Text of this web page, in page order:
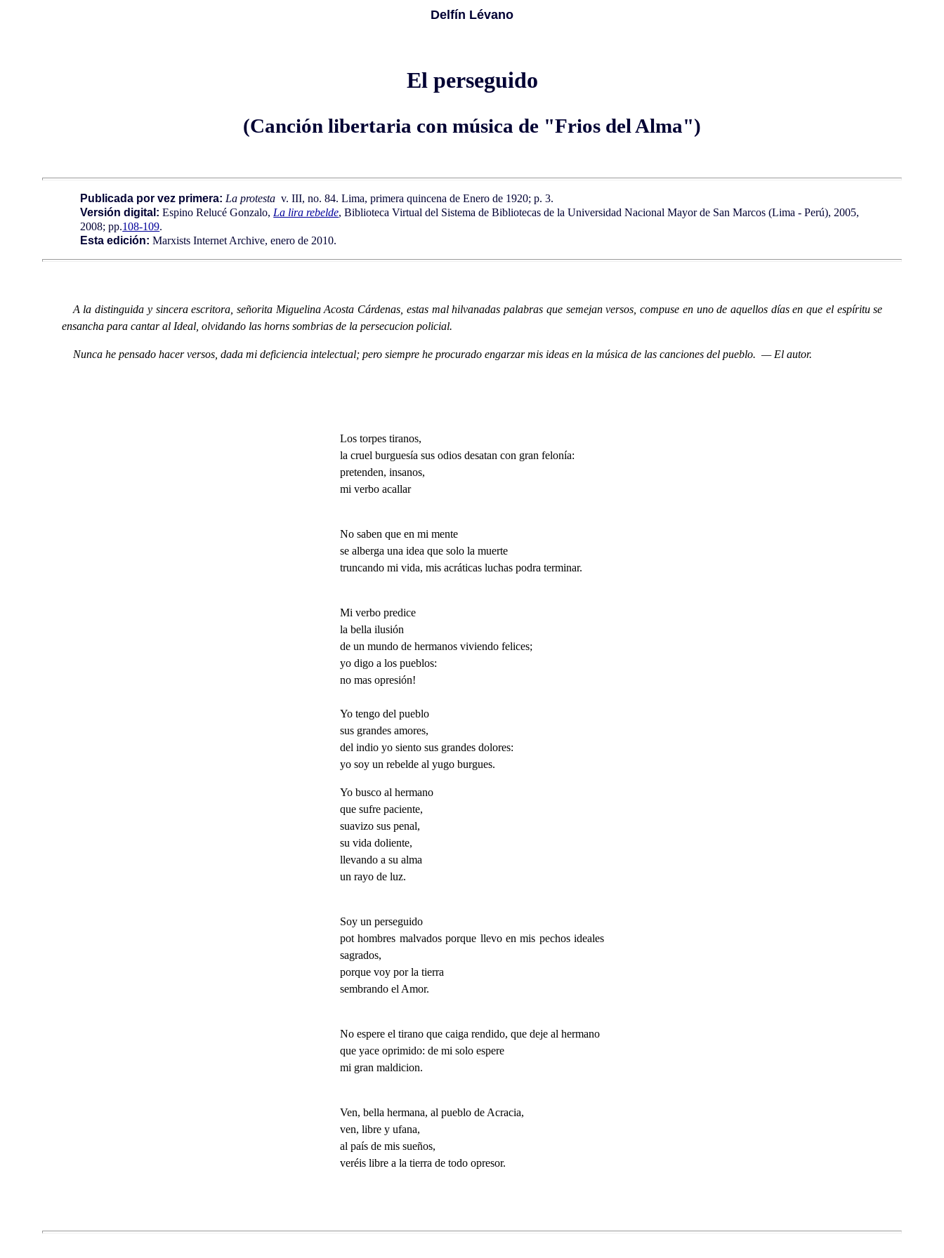
Delfín Lévano
El perseguido
(Canción libertaria con música de "Frios del Alma")
Publicada por vez primera: La protesta v. III, no. 84. Lima, primera quincena de Enero de 1920; p. 3.
Versión digital: Espino Relucé Gonzalo, La lira rebelde, Biblioteca Virtual del Sistema de Bibliotecas de la Universidad Nacional Mayor de San Marcos (Lima - Perú), 2005,
2008; pp.108-109.
Esta edición: Marxists Internet Archive, enero de 2010.
A la distinguida y sincera escritora, señorita Miguelina Acosta Cárdenas, estas mal hilvanadas palabras que semejan versos, compuse en uno de aquellos días en que el espíritu se
ensancha para cantar al Ideal, olvidando las horns sombrias de la persecucion policial.
Nunca he pensado hacer versos, dada mi deficiencia intelectual; pero siempre he procurado engarzar mis ideas en la música de las canciones del pueblo. — El autor.
Los torpes tiranos,
la cruel burguesía sus odios desatan con gran felonía:
pretenden, insanos,
mi verbo acallar
No saben que en mi mente
se alberga una idea que solo la muerte
truncando mi vida, mis acráticas luchas podra terminar.
Mi verbo predice
la bella ilusión
de un mundo de hermanos viviendo felices;
yo digo a los pueblos:
no mas opresión!
Yo tengo del pueblo
sus grandes amores,
del indio yo siento sus grandes dolores:
yo soy un rebelde al yugo burgues.
Yo busco al hermano
que sufre paciente,
suavizo sus penal,
su vida doliente,
llevando a su alma
un rayo de luz.
Soy un perseguido
pot hombres malvados porque llevo en mis pechos ideales
sagrados,
porque voy por la tierra
sembrando el Amor.
No espere el tirano que caiga rendido, que deje al hermano
que yace oprimido: de mi solo espere
mi gran maldicion.
Ven, bella hermana, al pueblo de Acracia,
ven, libre y ufana,
al país de mis sueños,
veréis libre a la tierra de todo opresor.